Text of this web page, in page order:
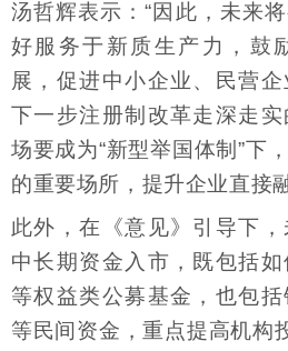
汤哲辉表示：“因此，未来
好服务于新质生产力，鼓
展，促进中小企业、民营
下一步注册制改革走深走
场要成为“新型举国体制”下
的重要场所，提升企业直接
此外，在《意见》引导下
中长期资金入市，既包括
等权益类公募基金，也包
等民间资金，重点提高机构